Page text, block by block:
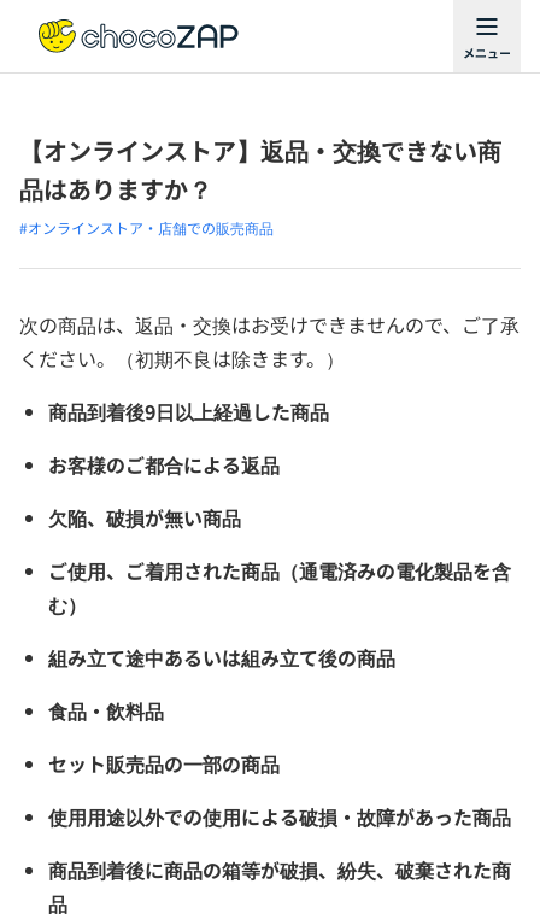
【オンラインストア】返品・交換できない商
品はありますか？
#オンラインストア・店舗での販売商品
次の商品は、返品・交換はお受けできませんので、ご了承
ください。（初期不良は除きます。）
商品到着後9日以上経過した商品
お客様のご都合による返品
欠陥、破損が無い商品
ご使用、ご着用された商品（通電済みの電化製品を含
む）
組み立て途中あるいは組み立て後の商品
食品・飲料品
セット販売品の一部の商品
使用用途以外での使用による破損・故障があった商品
商品到着後に商品の箱等が破損、紛失、破棄された商
品